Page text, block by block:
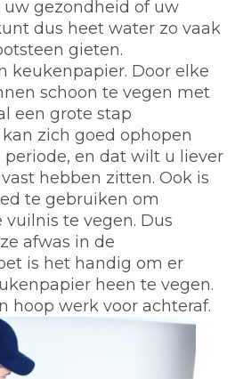
uw gezondheid of uw
dus heet water zo vaak
gieten.
keukenpapier. Door elke
schoon te vegen met
een grote stap
zich goed ophopen
en dat wilt u liever
hebben zitten. Ook is
te gebruiken om
te vegen. Dus
afwas in de
is het handig om er
heen te vegen.
hoop werk voor achteraf.